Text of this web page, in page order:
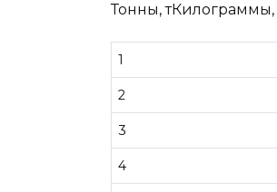
Тонны,
1
2
3
4